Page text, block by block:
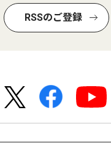
RSSのご登録